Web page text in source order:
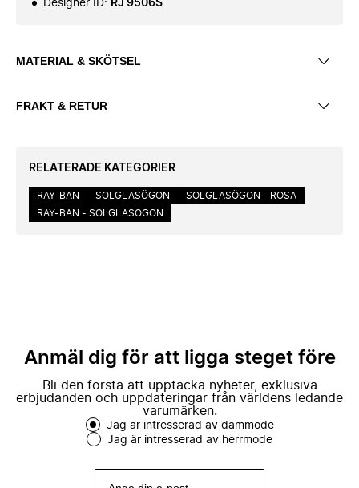
Designer ID: RJ 9506S
MATERIAL & SKÖTSEL
FRAKT & RETUR
RELATERADE KATEGORIER
RAY-BAN SOLGLASÖGON
SOLGLASÖGON - ROSA
RAY-BAN - SOLGLASÖGON
Anmäl dig för att ligga steget före
Bli den första att upptäcka nyheter, exklusiva
erbjudanden och uppdateringar från världens ledande
varumärken.
Jag är intresserad av dammode
Jag är intresserad av herrmode